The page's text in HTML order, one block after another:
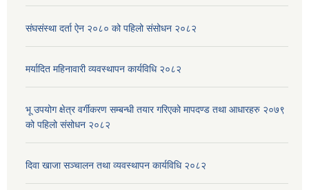
संघसंस्था दर्ता ऐन २०८० को पहिलो संसोधन २०८२
मर्यादित महिनावारी व्यवस्थापन कार्यविधि २०८२
भू उपयोग क्षेत्र वर्गीकरण सम्बन्धी तयार गरिएको मापदण्ड तथा आधारहरु २०७९
को पहिलो संसोधन २०८२
दिवा खाजा सञ्चालन तथा व्यवस्थापन कार्यविधि २०८२